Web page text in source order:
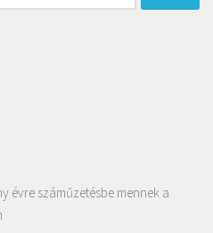
évre száműzetésbe mennek a